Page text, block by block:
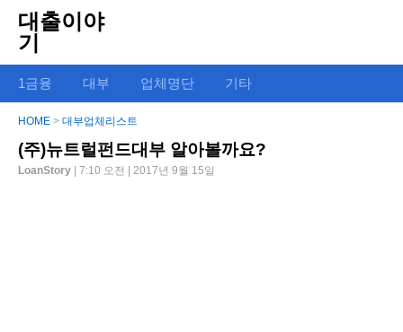
대출이야
기
1금융 대부 업체명단 기타
HOME > 대부업체리스트
(주)뉴트럴펀드대부 알아볼까요?
LoanStory | 7:10 오전 | 2017년 9월 15일